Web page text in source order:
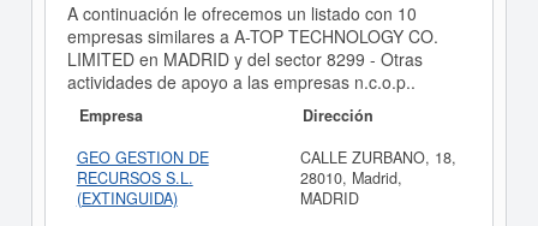
A continuación le ofrecemos un listado con 10
empresas similares a A-TOP TECHNOLOGY CO.
LIMITED en MADRID y del sector 8299 - Otras
actividades de apoyo a las empresas n.c.o.p..
Empresa
Dirección
GEO GESTION DE
RECURSOS S.L.
(EXTINGUIDA)
CALLE ZURBANO, 18,
28010, Madrid,
MADRID